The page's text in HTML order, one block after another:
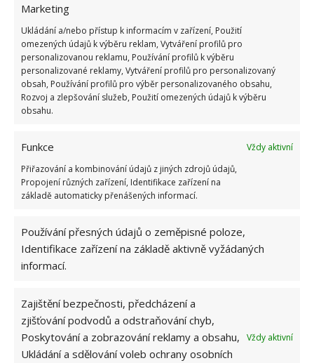
Marketing
Ukládání a/nebo přístup k informacím v zařízení, Použití
omezených údajů k výběru reklam, Vytváření profilů pro
personalizovanou reklamu, Používání profilů k výběru
personalizované reklamy, Vytváření profilů pro personalizovaný
obsah, Používání profilů pro výběr personalizovaného obsahu,
Rozvoj a zlepšování služeb, Použití omezených údajů k výběru
obsahu.
Funkce
Vždy aktivní
Přiřazování a kombinování údajů z jiných zdrojů údajů,
Propojení různých zařízení, Identifikace zařízení na
základě automaticky přenášených informací.
Používání přesných údajů o zeměpisné poloze,
Identifikace zařízení na základě aktivně vyžádaných
informací.
Zajištění bezpečnosti, předcházení a
zjišťování podvodů a odstraňování chyb,
Poskytování a zobrazování reklamy a obsahu,
Ukládání a sdělování voleb ochrany osobních
Vždy aktivní
jemně ho rozlijte po stranách záchodové mísy.
Hodinu nebo přes noc nechte ocet na stěnách
mísy působit a další den kartáčem stěny vydrhněte.
Zahřátým octem můžete vyčistit celou toaletu včetně
prkénka, sedátka i splachovacího tlačítka.
Zdroj:Bonasavoir